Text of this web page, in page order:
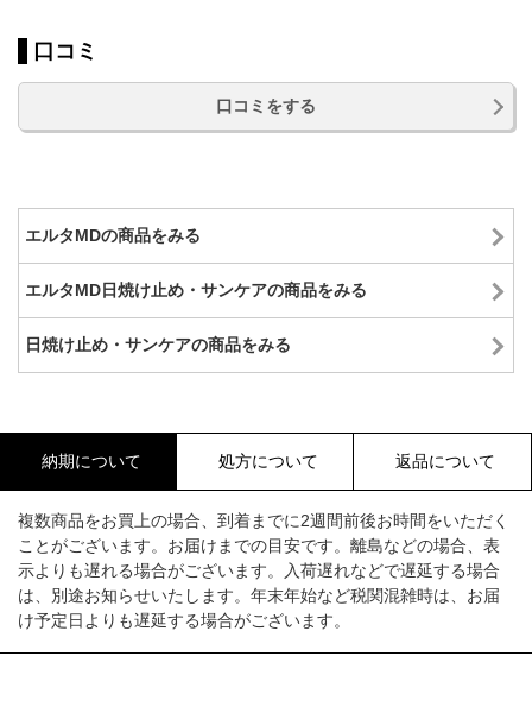
口コミ
口コミをする
エルタMDの商品をみる
エルタMD日焼け止め・サンケアの商品をみる
日焼け止め・サンケアの商品をみる
納期について 処方について 返品について
複数商品をお買上の場合、到着までに2週間前後お時間をいただく
ことがございます。お届けまでの目安です。離島などの場合、表
示よりも遅れる場合がございます。入荷遅れなどで遅延する場合
は、別途お知らせいたします。年末年始など税関混雑時は、お届
け予定日よりも遅延する場合がございます。